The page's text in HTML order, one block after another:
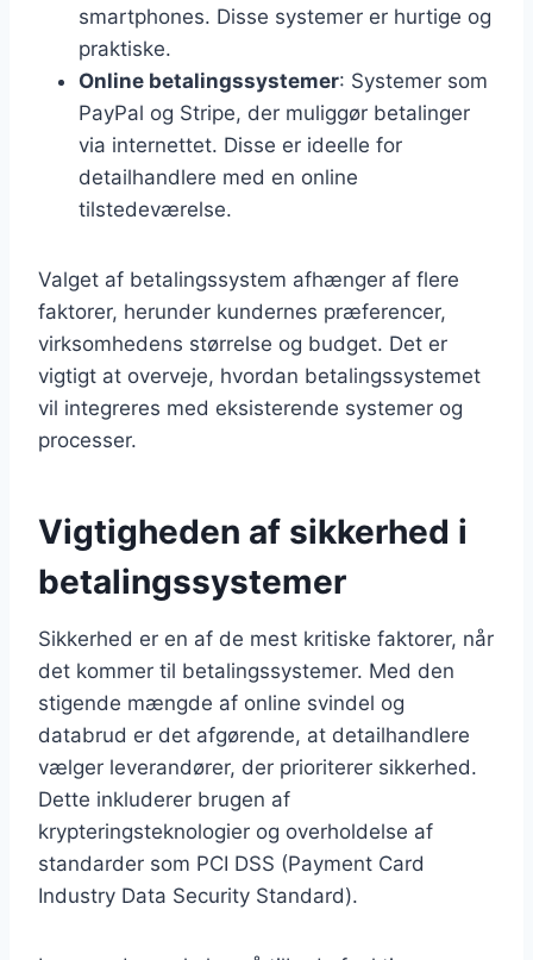
smartphones. Disse systemer er hurtige og
praktiske.
Online betalingssystemer: Systemer som
PayPal og Stripe, der muliggør betalinger
via internettet. Disse er ideelle for
detailhandlere med en online
tilstedeværelse.
Valget af betalingssystem afhænger af flere
faktorer, herunder kundernes præferencer,
virksomhedens størrelse og budget. Det er
vigtigt at overveje, hvordan betalingssystemet
vil integreres med eksisterende systemer og
processer.
Vigtigheden af sikkerhed i
betalingssystemer
Sikkerhed er en af de mest kritiske faktorer, når
det kommer til betalingssystemer. Med den
stigende mængde af online svindel og
databrud er det afgørende, at detailhandlere
vælger leverandører, der prioriterer sikkerhed.
Dette inkluderer brugen af
krypteringsteknologier og overholdelse af
standarder som PCI DSS (Payment Card
Industry Data Security Standard).